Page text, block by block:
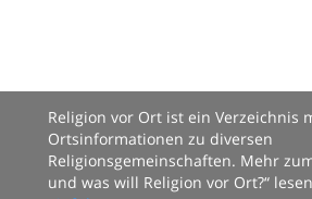
Religion vor Ort ist ein Verzeichnis
Ortsinformationen zu diversen
Religionsgemeinschaften. Mehr
und was will Religion vor Ort?“